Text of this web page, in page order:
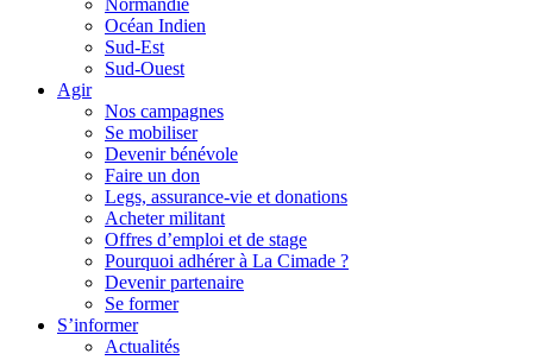
Normandie
Océan Indien
Sud-Est
Sud-Ouest
Agir
Nos campagnes
Se mobiliser
Devenir bénévole
Faire un don
Legs, assurance-vie et donations
Acheter militant
Offres d’emploi et de stage
Pourquoi adhérer à La Cimade ?
Devenir partenaire
Se former
S’informer
Actualités